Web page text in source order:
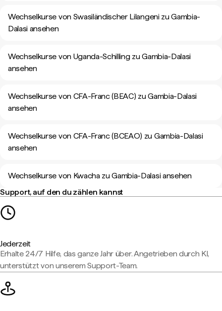
Wechselkurse von Swasiländischer Lilangeni zu Gambia-
Dalasi ansehen
Wechselkurse von Uganda-Schilling zu Gambia-Dalasi
ansehen
Wechselkurse von CFA-Franc (BEAC) zu Gambia-Dalasi
ansehen
Wechselkurse von CFA-Franc (BCEAO) zu Gambia-Dalasi
ansehen
Wechselkurse von Kwacha zu Gambia-Dalasi ansehen
Support, auf den du zählen kannst
Jederzeit
Erhalte 24/7 Hilfe, das ganze Jahr über. Angetrieben durch KI,
unterstützt von unserem Support-Team.